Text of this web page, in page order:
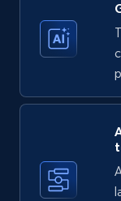
Amazon
specific
Title, Seller
35.3K+